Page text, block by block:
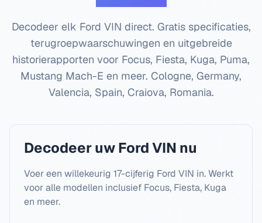
Decodeer elk Ford VIN direct. Gratis specificaties,
terugroepwaarschuwingen en uitgebreide
historierapporten voor Focus, Fiesta, Kuga, Puma,
Mustang Mach-E en meer. Cologne, Germany,
Valencia, Spain, Craiova, Romania.
Decodeer uw Ford VIN nu
Voer een willekeurig 17-cijferig Ford VIN in. Werkt
voor alle modellen inclusief Focus, Fiesta, Kuga
en meer.